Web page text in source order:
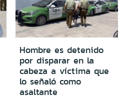
Hombre es detenido
por disparar en la
cabeza a víctima que
lo señaló como
asaltante